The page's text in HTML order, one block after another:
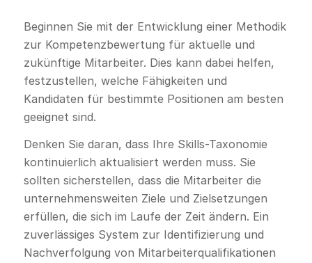
Beginnen Sie mit der Entwicklung einer Methodik
zur Kompetenzbewertung für aktuelle und
zukünftige Mitarbeiter. Dies kann dabei helfen,
festzustellen, welche Fähigkeiten und
Kandidaten für bestimmte Positionen am besten
geeignet sind.
Denken Sie daran, dass Ihre Skills-Taxonomie
kontinuierlich aktualisiert werden muss. Sie
sollten sicherstellen, dass die Mitarbeiter die
unternehmensweiten Ziele und Zielsetzungen
erfüllen, die sich im Laufe der Zeit ändern. Ein
zuverlässiges System zur Identifizierung und
Nachverfolgung von Mitarbeiterqualifikationen